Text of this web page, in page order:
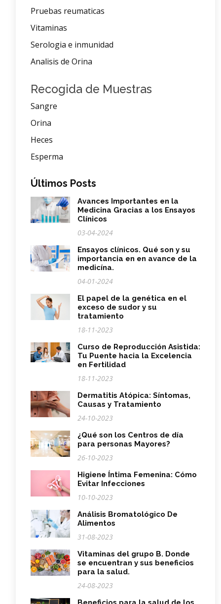
Pruebas reumaticas
Vitaminas
Serologia e inmunidad
Analisis de Orina
Recogida de Muestras
Sangre
Orina
Heces
Esperma
Últimos Posts
Avances Importantes en la
Medicina Gracias a los Ensayos
Clínicos
03-04-2024
Ensayos clínicos. Qué son y su
importancia en en avance de la
medicína.
04-01-2024
El papel de la genética en el
exceso de sudor y su
tratamiento
18-11-2023
Curso de Reproducción Asistida:
Tu Puente hacia la Excelencia
en Fertilidad
18-11-2023
Dermatitis Atópica: Síntomas,
Causas y Tratamiento
24-10-2023
¿Qué son los Centros de día
para personas Mayores?
26-10-2023
Higiene Íntima Femenina: Cómo
Evitar Infecciones
10-10-2023
Análisis Bromatológico De
Alimentos
31-08-2023
Vitaminas del grupo B. Donde
se encuentran y sus beneficios
para la salud.
24-08-2023